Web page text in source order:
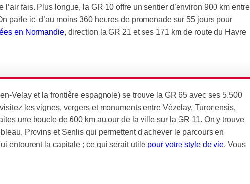
fais. Plus longue, la GR 10 offre un sentier d’environ 900 km entre
parle ici d’au moins 360 heures de promenade sur 55 jours pour
en Normandie, direction la GR 21 et ses 171 km de route du Havre
Velay et la frontière espagnole) se trouve la GR 65 avec ses 5.500
les vignes, vergers et monuments entre Vézelay, Turonensis,
une boucle de 600 km autour de la ville sur la GR 11. On y trouve
Provins et Senlis qui permettent d’achever le parcours en
entourent la capitale ; ce qui serait utile pour votre style de vie. Vous